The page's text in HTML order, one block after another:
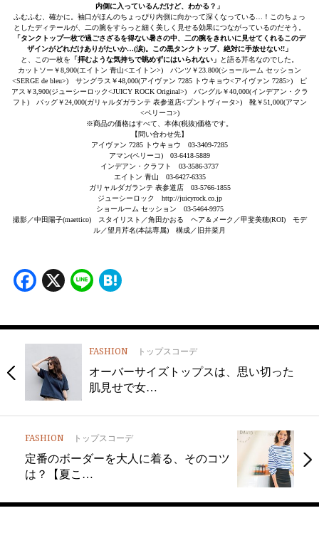
内側に入っているんだけど、わかる？」
ふむふむ、確かに。袖口がほんのちょっぴり内側に向かって深くなっている…！このちょっ
としたディテールが、二の腕をすらっと細く美しく見せる効果につながっているのだそう。
「タンクトップ一枚で過ごさざるを得ない暑さの中、二の腕をきれいに見せてくれるこのデ
ザインがどれだけありがたいか…(涙)。この黒タンクトップ、絶対に手放せない!!」
と、この一枚を 「拝むような気持ちで眺めずにはいられない」
と語る芹名なのでした。
カットソー￥8,900(エイトン 青山<エイトン>) パンツ￥23.800(ショールーム セッション
<SERGE de bleu>) サングラス￥48,000(アイヴァン 7285 トウキョウ<アイヴァン 7285>) ピ
アス￥3,900(ジューシーロック<JUICY ROCK Original>) バングル￥40,000(インデアン・クラ
フト) バッグ￥24,000(ガリャルダガランテ 表参道店<プントヴィータ>) 靴￥51,000(アマン
<ペリーコ>)
※商品の価格はすべて、本体(税抜)価格です。
【問い合わせ先】
アイヴァン 7285 トウキョウ 03-3409-7285
アマン(ペリーコ) 03-6418-5889
インデアン・クラフト 03-3586-3737
エイトン 青山 03-6427-6335
ガリャルダガランテ 表参道店 03-5766-1855
ジューシーロック http://juicyrock.co.jp
ショールーム セッション 03-5464-9975
撮影／中田陽子(maettico) スタイリスト／角田かおる ヘア＆メーク／甲斐美穂(ROI) モデ
ル／望月芹名(本誌専属) 構成／旧井菜月
Facebook
X Line
FASHION トップスコーデ
オーバーサイズトップスは、思い切った
肌見せで女…
FASHION トップスコーデ
定番のボーダーを大人に着る、そのコツ
は？【夏こ…